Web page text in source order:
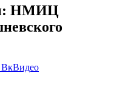
НМИЦ
ВкВидео